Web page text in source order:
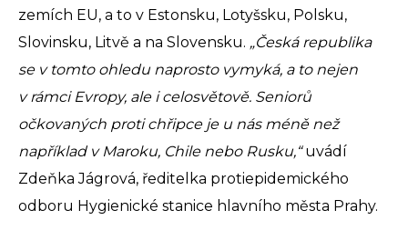
zemích EU, a to v Estonsku, Lotyšsku, Polsku,
Slovinsku, Litvě a na Slovensku. „Česká republika
se v tomto ohledu naprosto vymyká, a to nejen
v rámci Evropy, ale i celosvětově. Seniorů
očkovaných proti chřipce je u nás méně než
například v Maroku, Chile nebo Rusku,“uvádí
Zdeňka Jágrová, ředitelka protiepidemického
odboru Hygienické stanice hlavního města Prahy.